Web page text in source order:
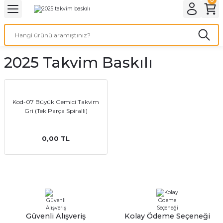
Geri Dön
Geri Dön
Geri Dön
Geri Dön
Ürünleri
Geri Dön
Geri Dön
Geri Dön
2025 Takvim Baskılı
Kod-07 Büyük Gemici Takvim
Gri (Tek Parça Spiralli)
0,00 TL
Güvenli Alışveriş Kolay Ödeme Seçeneği